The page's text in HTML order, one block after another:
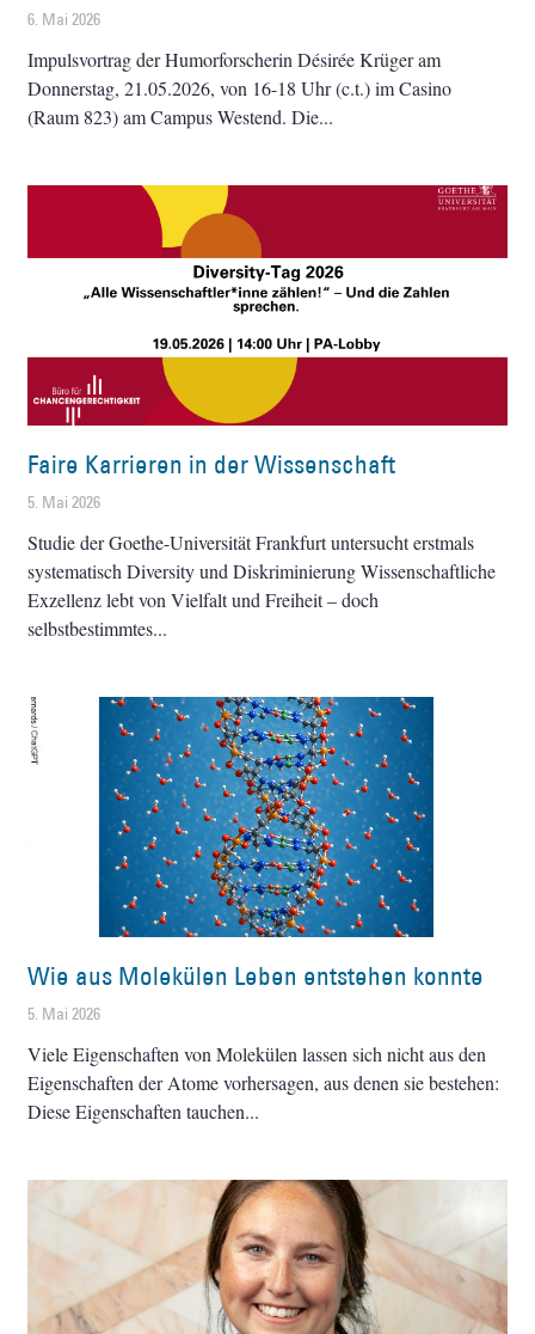
6. Mai 2026
Impulsvortrag der Humorforscherin Désirée Krüger am
Donnerstag, 21.05.2026, von 16-18 Uhr (c.t.) im Casino
(Raum 823) am Campus Westend. Die
Faire Karrieren in der Wissenschaft
5. Mai 2026
Studie der Goethe-Universität Frankfurt untersucht erstmals
systematisch Diversity und Diskriminierung Wissenschaftliche
Exzellenz lebt von Vielfalt und Freiheit – doch
selbstbestimmtes
Wie aus Molekülen Leben entstehen konnte
5. Mai 2026
Viele Eigenschaften von Molekülen lassen sich nicht aus den
Eigenschaften der Atome vorhersagen, aus denen sie bestehen:
Diese Eigenschaften tauchen